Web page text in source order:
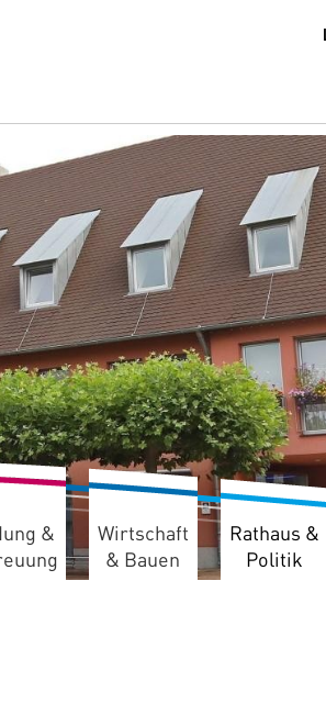
&
Wirtschaft
& Bauen
Rathaus &
Politik